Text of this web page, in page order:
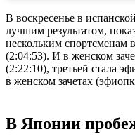
В воскресенье в
лучшим результатом,
нескольким
(2:04:53). И в женском
(2:22:10), третьей стала
в женском зачетах
В Японии